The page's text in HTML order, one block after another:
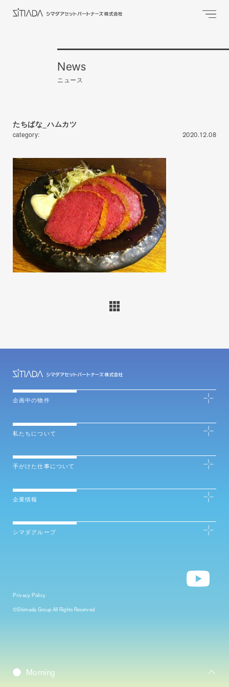
News
ニュース
たちばな_ハムカツ
category: 2020.12.08
Daybreak
Morning
企画中の物件
私たちについて
手がけた仕事について
企業情報
シマダグループ
Privacy Policy
©Shimada Group All Rights Reserved